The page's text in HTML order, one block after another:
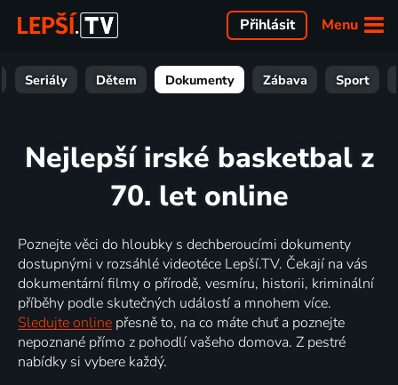
Menu
Přihlásit
Seriály Dětem Dokumenty Zábava Sport
Nejlepší irské basketbal z
70. let online
Poznejte věci do hloubky s dechberoucími dokumenty
dostupnými v rozsáhlé videotéce Lepší.TV. Čekají na vás
dokumentární filmy o přírodě, vesmíru, historii, kriminální
příběhy podle skutečných událostí a mnohem více.
Sledujte online přesně to, na co máte chuť a poznejte
nepoznané přímo z pohodlí vašeho domova. Z pestré
nabídky si vybere každý.